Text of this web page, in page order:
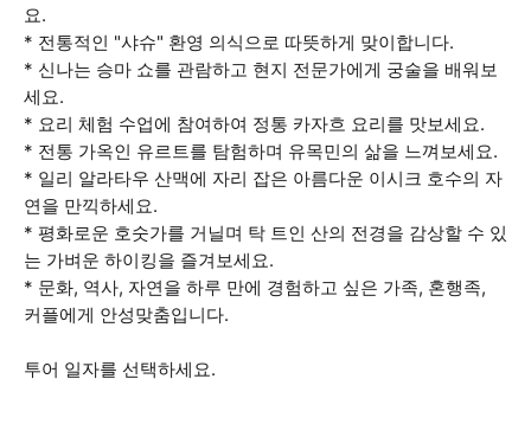
요.
* 전통적인 "샤슈" 환영 의식으로 따뜻하게 맞이합니다.
* 신나는 승마 쇼를 관람하고 현지 전문가에게 궁술을 배워보
세요.
* 요리 체험 수업에 참여하여 정통 카자흐 요리를 맛보세요.
* 전통 가옥인 유르트를 탐험하며 유목민의 삶을 느껴보세요.
* 일리 알라타우 산맥에 자리 잡은 아름다운 이시크 호수의 자
연을 만끽하세요.
* 평화로운 호숫가를 거닐며 탁 트인 산의 전경을 감상할 수 있
는 가벼운 하이킹을 즐겨보세요.
* 문화, 역사, 자연을 하루 만에 경험하고 싶은 가족, 혼행족,
커플에게 안성맞춤입니다.
투어 일자를 선택하세요.